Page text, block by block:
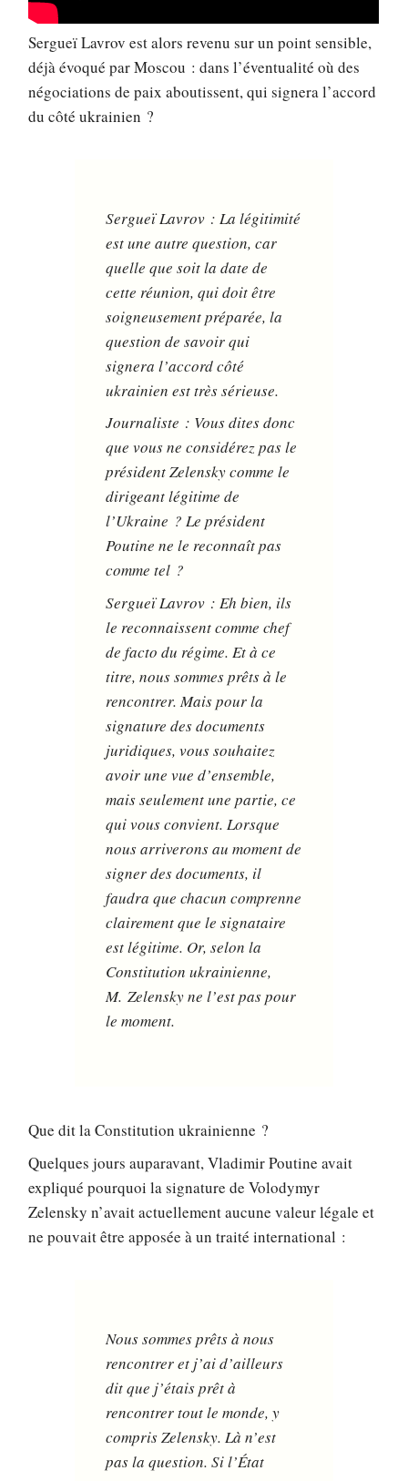
Sergueï Lavrov est alors revenu sur un point sensible,
déjà évoqué par Moscou : dans l’éventualité où des
négociations de paix aboutissent, qui signera l’accord
du côté ukrainien ?
Sergueï Lavrov : La légitimité
est une autre question, car
quelle que soit la date de
cette réunion, qui doit être
soigneusement préparée, la
question de savoir qui
signera l’accord côté
ukrainien est très sérieuse.
Journaliste : Vous dites donc
que vous ne considérez pas le
président Zelensky comme le
dirigeant légitime de
l’Ukraine ? Le président
Poutine ne le reconnaît pas
comme tel ?
Sergueï Lavrov : Eh bien, ils
le reconnaissent comme chef
de facto du régime. Et à ce
titre, nous sommes prêts à le
rencontrer. Mais pour la
signature des documents
juridiques, vous souhaitez
avoir une vue d’ensemble,
mais seulement une partie, ce
qui vous convient. Lorsque
nous arriverons au moment de
signer des documents, il
faudra que chacun comprenne
clairement que le signataire
est légitime. Or, selon la
Constitution ukrainienne,
M. Zelensky ne l’est pas pour
le moment.
Que dit la Constitution ukrainienne ?
Quelques jours auparavant, Vladimir Poutine avait
expliqué pourquoi la signature de Volodymyr
Zelensky n’avait actuellement aucune valeur légale et
ne pouvait être apposée à un traité international :
Nous sommes prêts à nous
rencontrer et j’ai d’ailleurs
dit que j’étais prêt à
rencontrer tout le monde, y
compris Zelensky. Là n’est
pas la question. Si l’État